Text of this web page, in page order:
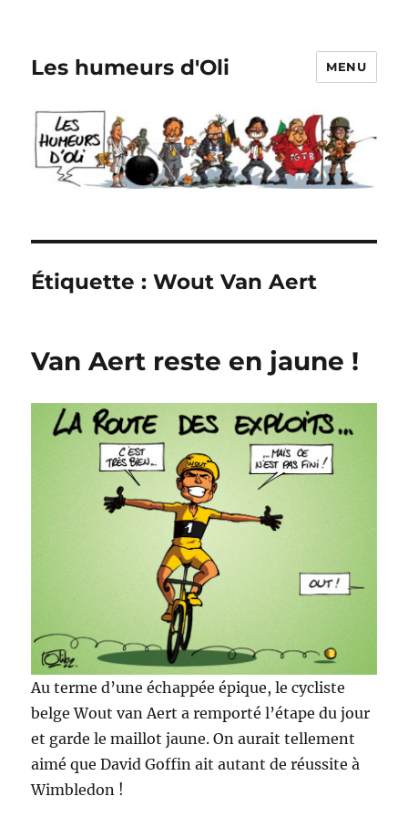
Les humeurs d'Oli MENU
Étiquette :Wout Van Aert
Van Aert reste en jaune !
Au terme d’une échappée épique, le cycliste
belge Wout van Aert a remporté l’étape du jour
et garde le maillot jaune. On aurait tellement
aimé que David Goffin ait autant de réussite à
Wimbledon !